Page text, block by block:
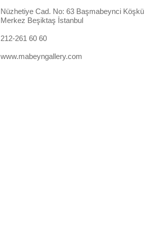
Nüzhetiye Cad. No: 63 Başmabeynci Köşkü
Merkez Beşiktaş İstanbul
212-261 60 60
www.mabeyngallery.com